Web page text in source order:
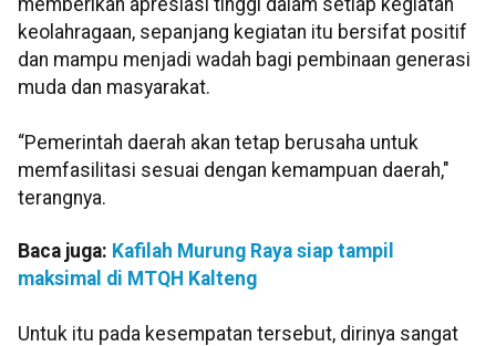
memberikan apresiasi tinggi dalam setiap kegiatan
keolahragaan, sepanjang kegiatan itu bersifat positif
dan mampu menjadi wadah bagi pembinaan generasi
muda dan masyarakat.
“Pemerintah daerah akan tetap berusaha untuk
memfasilitasi sesuai dengan kemampuan daerah,"
terangnya.
Baca juga: Kafilah Murung Raya siap tampil
maksimal di MTQH Kalteng
Untuk itu pada kesempatan tersebut, dirinya sangat